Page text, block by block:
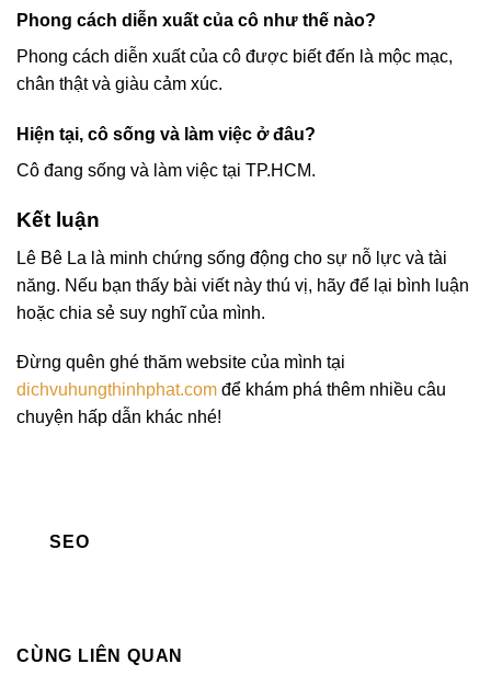
Phong cách diễn xuất của cô như thế nào?
Phong cách diễn xuất của cô được biết đến là mộc mạc,
chân thật và giàu cảm xúc.
Hiện tại, cô sống và làm việc ở đâu?
Cô đang sống và làm việc tại TP.HCM.
Kết luận
Lê Bê La là minh chứng sống động cho sự nỗ lực và tài
năng. Nếu bạn thấy bài viết này thú vị, hãy để lại bình luận
hoặc chia sẻ suy nghĩ của mình.
Đừng quên ghé thăm website của mình tại
dichvuhungthinhphat.com để khám phá thêm nhiều câu
chuyện hấp dẫn khác nhé!
SEO
CÙNG LIÊN QUAN